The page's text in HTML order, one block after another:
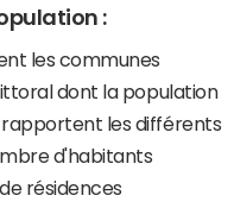
:
les communes
dont la population
les différents
d'habitants
résidences